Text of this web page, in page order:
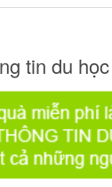
tin du